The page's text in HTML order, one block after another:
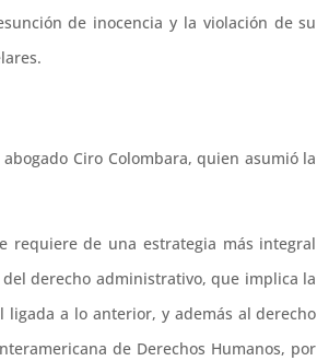
de inocencia y la violación de su
Ciro Colombara, quien asumió la
requiere de una estrategia más integral
derecho administrativo, que implica la
a lo anterior, y además al derecho
de Derechos Humanos, por